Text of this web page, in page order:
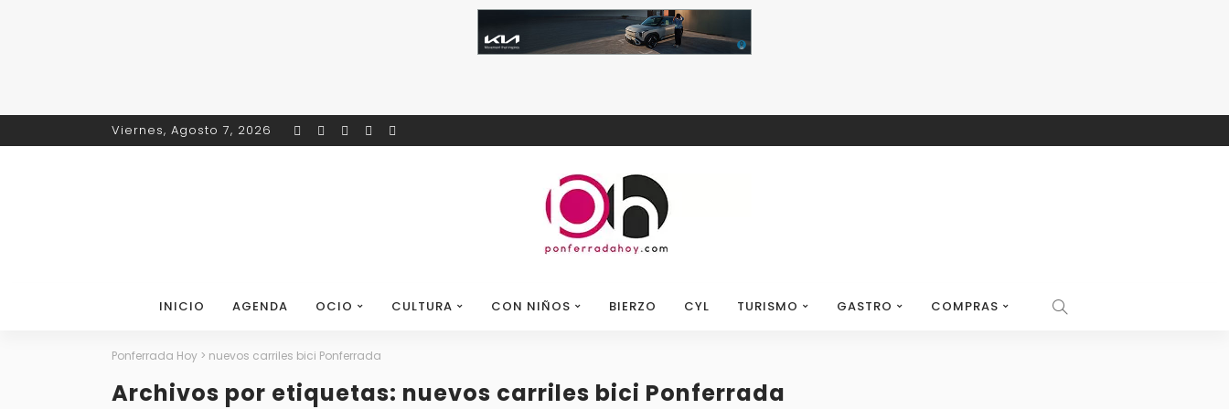
Viernes, Agosto 7, 2026
INICIO AGENDA OCIO CULTURA CON NIÑOS BIERZO CYL TURISMO GASTRO COMPRAS
Ponferrada Hoy > nuevos carriles bici Ponferrada
Archivos por etiquetas: nuevos carriles bici Ponferrada